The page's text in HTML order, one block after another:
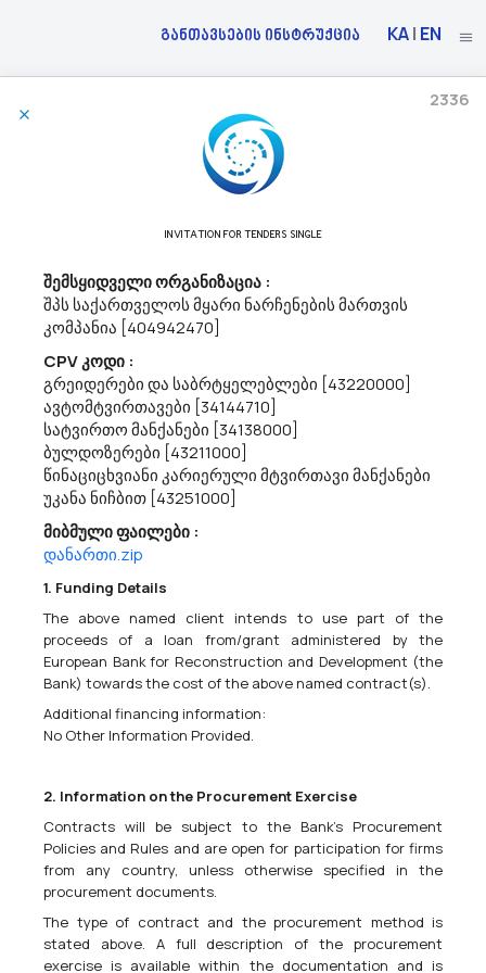
განთავსების ინსტრუქცია KA| EN
Შპს ,,საქაერონავიგაცია“ Აცხადებს Ბაზრის Კვლევას
20/05/2026
გაცნობებთ, რომ შპს ,,საქაერონავიგაცია“ (ს/კ 208144051) ატარებს
ბაზრის კვლევას ინდივიდუალური დაცვის საშუალებების
(CPV35100000) სახელმწიფო შესყიდვის სავარაუდო
ღირებულების დადგენის მიზნით.გთხოვთ, იხილოთ თანდართული
დოკუმენტაცია და დაინტერე...
Სსიპ Სახელმწიფო Შესყიდვების Სააგენტო Აცხადებს Ბაზრის Კვლევას
34300000 - ნაწილები და აქსესუარები სატრანსპორტო საშუალებებისა და
მათი ძრავებისათვის.
მოგესალმებით,სსიპ „სახელმწიფო შესყიდვების სააგენტო“
გეგმავს განახორციელოს 2026-2027 წლების განმავლობაში
სატრანსპორტო საშუალებების მცირე ტვირთამწეობის
საბურავების შესყიდვა კონსოლიდირებული ტენდერების
საშუალებით. აღნიშნულის ფარგლებში, სააგენტო...
Ა(ა)იპ Დედოფლისწყაროს Მუნიციპალიტეტის Ჰამლეტ Გონაშვილის Სახელობის
Ქართული Გალობიხა Და Ხალხური Სიმღერის Სკოლა Აცხადებს Ბაზრის Კვლევას
60100000 - საავტომობილო ტრანსპორტის მომსახურებები.
ა(ა)იპ დედოფლისწყაროს მუნიციპალიტეტის ჰამლეტ
გონაშვილის სახელობის ქართული გალობიხა და ხალხური
სიმღერის სკოლა ს/კ 428519524
INVITATION FOR TENDERS SINGLE
შემსყიდველი ორგანიზაცია :
შპს საქართველოს მყარი ნარჩენების მართვის
კომპანია [404942470]
CPV კოდი :
გრეიდერები და საბრტყელებლები [43220000]
ავტომტვირთავები [34144710]
სატვირთო მანქანები [34138000]
ბულდოზერები [43211000]
წინაციცხვიანი კარიერული მტვირთავი მანქანები
უკანა ნიჩბით [43251000]
მიბმული ფაილები :
დანართი.zip
2336
1. Funding Details
The above named client intends to use part of the
proceeds of a loan from/grant administered by the
European Bank for Reconstruction and Development (the
Bank) towards the cost of the above named contract(s).
Additional financing information:
No Other Information Provided.
2. Information on the Procurement Exercise
Contracts will be subject to the Bank's Procurement
Policies and Rules and are open for participation for firms
from any country, unless otherwise specified in the
procurement documents.
The type of contract and the procurement method is
stated above. A full description of the procurement
exercise is available within the documentation and is